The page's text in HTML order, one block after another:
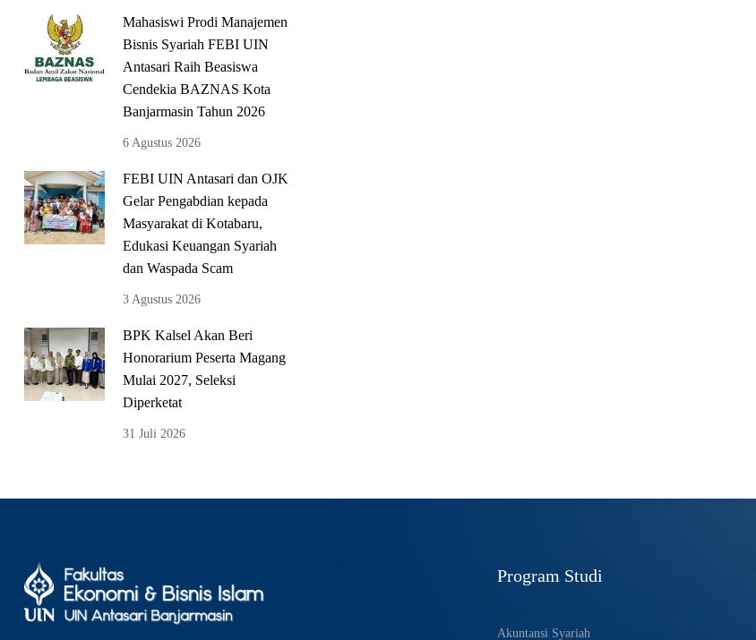
Mahasiswi Prodi Manajemen
Bisnis Syariah FEBI UIN
Antasari Raih Beasiswa
Cendekia BAZNAS Kota
Banjarmasin Tahun 2026
6 Agustus 2026
FEBI UIN Antasari dan OJK
Gelar Pengabdian kepada
Masyarakat di Kotabaru,
Edukasi Keuangan Syariah
dan Waspada Scam
3 Agustus 2026
BPK Kalsel Akan Beri
Honorarium Peserta Magang
Mulai 2027, Seleksi
Diperketat
31 Juli 2026
Program Studi
Akuntansi Syariah